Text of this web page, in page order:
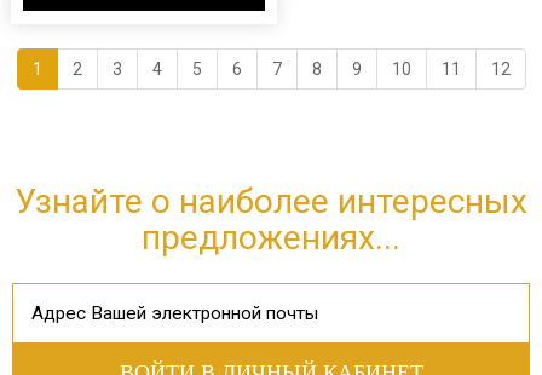
1 2 3 4 5 6 7 8 9 10 11 12
Узнайте о наиболее интересных
предложениях...